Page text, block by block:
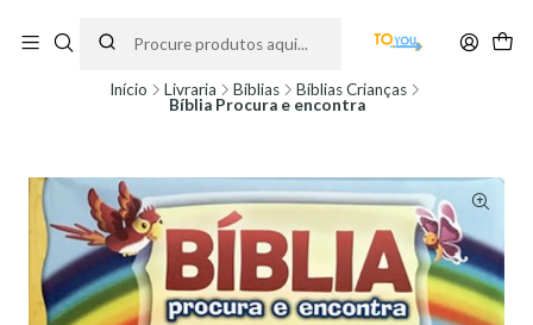
partir do dia 11 de Agosto, às 10H.
Início Livraria Bíblias
Bíblias Crianças
Bíblia Procura e encontra